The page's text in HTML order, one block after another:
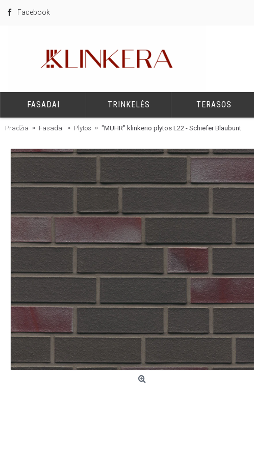
Facebook
FASADAI TRINKELĖS TERASOS
Pradžia Fasadai Plytos "MUHR" klinkerio plytos L22 - Schiefer Blaubunt